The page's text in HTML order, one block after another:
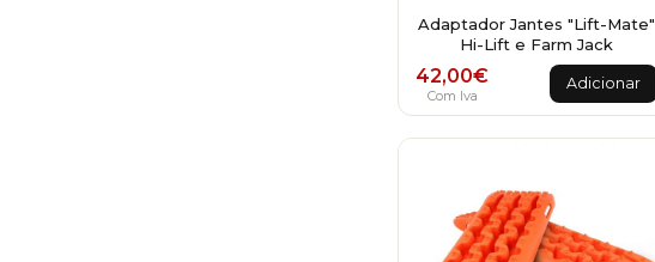
Adaptador Jantes "Lift-Mate"
Hi-Lift e Farm Jack
42,00€
Com Iva
Adicionar